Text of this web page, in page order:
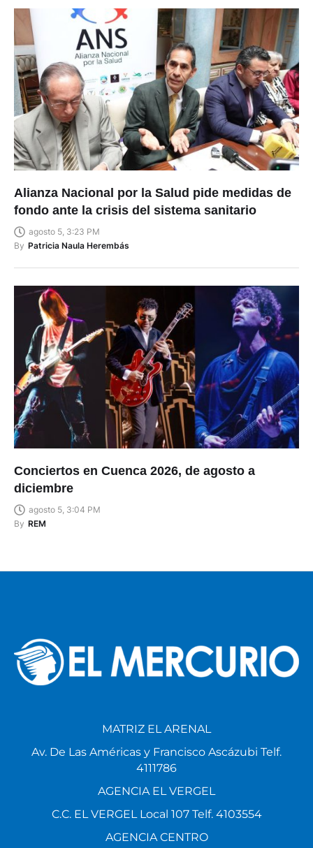
Alianza Nacional por la Salud pide medidas de
fondo ante la crisis del sistema sanitario
agosto 5, 3:23 PM
By Patricia Naula Herembás
Conciertos en Cuenca 2026, de agosto a
diciembre
agosto 5, 3:04 PM
By REM
MATRIZ EL ARENAL
Av. De Las Américas y Francisco Ascázubi Telf.
4111786
AGENCIA EL VERGEL
C.C. EL VERGEL Local 107 Telf. 4103554
AGENCIA CENTRO